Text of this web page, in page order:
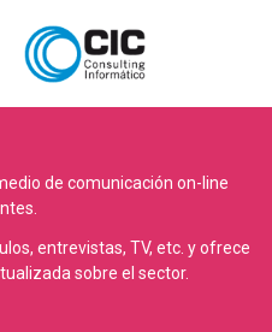
de comunicación on-line
entrevistas, TV, etc. y ofrece
sobre el sector.